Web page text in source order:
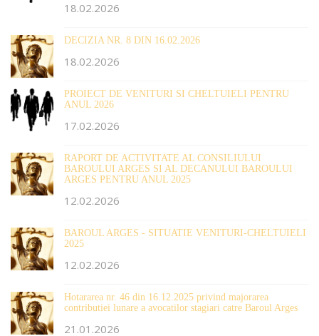
18.02.2026
DECIZIA NR. 8 DIN 16.02.2026
18.02.2026
PROIECT DE VENITURI SI CHELTUIELI PENTRU
ANUL 2026
17.02.2026
RAPORT DE ACTIVITATE AL CONSILIULUI
BAROULUI ARGES SI AL DECANULUI BAROULUI
ARGES PENTRU ANUL 2025
12.02.2026
BAROUL ARGES - SITUATIE VENITURI-CHELTUIELI
2025
12.02.2026
Hotararea nr. 46 din 16.12.2025 privind majorarea
contributiei lunare a avocatilor stagiari catre Baroul Arges
21.01.2026